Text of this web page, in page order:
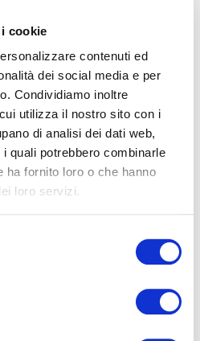
cookie
contenuti ed
dei social media e per
Condividiamo inoltre
utilizza il nostro sito con i
di analisi dei dati web,
quali potrebbero combinarle
ha fornito loro o che hanno
loro servizi.
PROGETTO
“Protezione furto”
70 modelli. Una